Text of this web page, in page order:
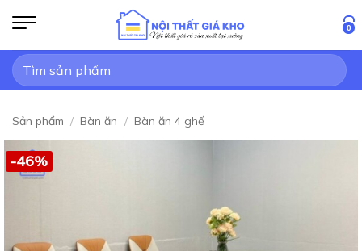
qua
nội
dung
0
Tìm
kiếm:
Sản phẩm / Bàn ăn / Bàn ăn 4 ghế
-46%